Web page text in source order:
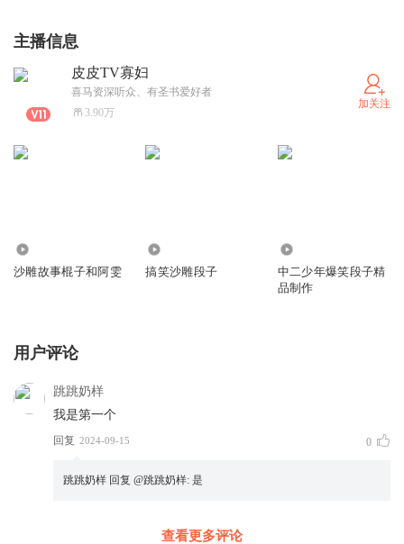
主播信息
皮皮TV寡妇
喜马资深听众、有圣书爱好者
3.90万
加关注
沙雕故事棍子和阿雯 搞笑沙雕段子
中二少年爆笑段子精
品制作
用户评论
跳跳奶样
我是第一个
回复 2024-09-15 0
跳跳奶样 回复 @跳跳奶样: 是
查看更多评论